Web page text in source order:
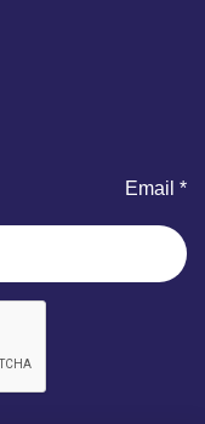
Email *